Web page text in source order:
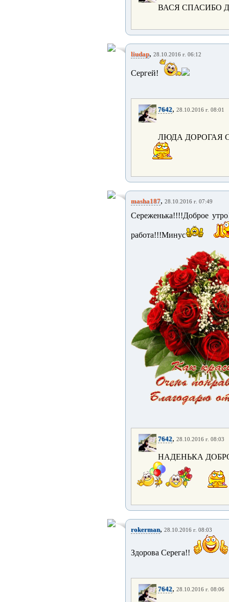
ВАСЯ СПАСИБО
liudap, 28.10.2016 г. 06:12
Сергей!
7642, 28.10.2016 г. 08:01
ЛЮДА ДОРОГАЯ
masha187, 28.10.2016 г. 07:49
Сереженька!!!!Доброе
работа!!!Минус
7642, 28.10.2016 г. 08:03
НАДЕНЬКА
rokerman, 28.10.2016 г. 08:03
Здорова Серега!!
7642, 28.10.2016 г. 08:06